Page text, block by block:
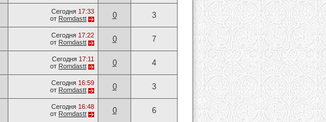
Сегодня 17:33
от Romdastt 0 3
Сегодня 17:22
от Romdastt 0 7
Сегодня 17:11
от Romdastt 0 4
Сегодня 16:59
от Romdastt 0 3
Сегодня 16:48
от Romdastt 0 6